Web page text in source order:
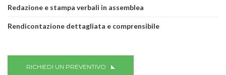
Redazione e stampa verbali in assemblea
Rendicontazione dettagliata e comprensibile
RICHIEDI UN PREVENTIVO